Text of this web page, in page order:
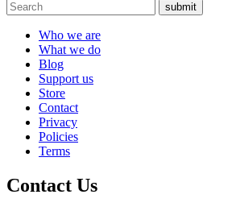
submit
Who we are
What we do
Blog
Support us
Store
Contact
Privacy
Policies
Terms
Contact Us